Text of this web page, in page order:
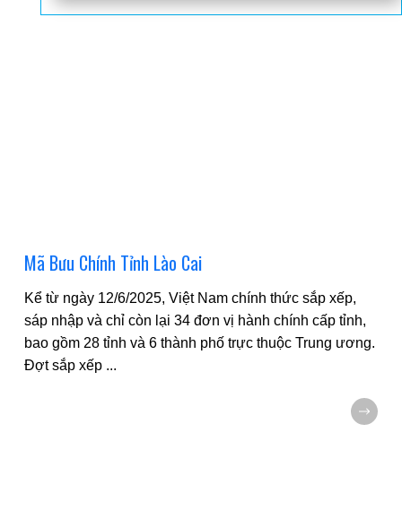
Mã Bưu Chính Tỉnh Lào Cai
Kể từ ngày 12/6/2025, Việt Nam chính thức sắp xếp,
sáp nhập và chỉ còn lại 34 đơn vị hành chính cấp tỉnh,
bao gồm 28 tỉnh và 6 thành phố trực thuộc Trung ương.
Đợt sắp xếp ...